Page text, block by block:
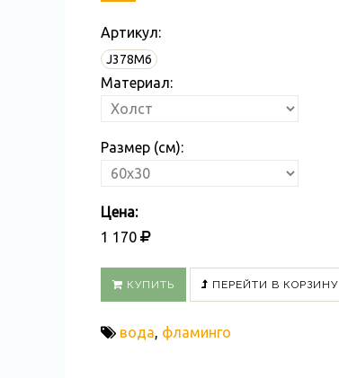
Артикул:
J378M6
Материал:
Размер (см):
Цена:
1 170
КУПИТЬ ПЕРЕЙТИ В КОРЗИНУ
вода, фламинго